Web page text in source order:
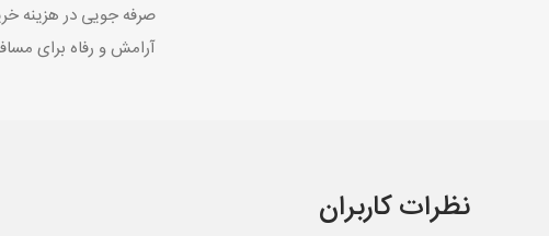
صرفه جویی در هزینه
آرامش و رفاه برای
نظرات کاربران